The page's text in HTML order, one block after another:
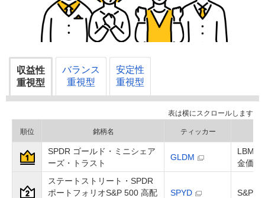
収益性
重視型
バランス
重視型
安定性
重視型
順位 銘柄名 ティッカー
SPDR ゴールド・ミニシェア
ーズ・トラスト
GLDM
LBMA
金価格
ステートストリート・SPDR
ポートフォリオS&P 500 高配
SPYD